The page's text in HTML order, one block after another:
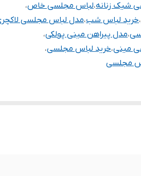
شیک زنانه،لباس مجلسی خاص،
،خرید لباس شب،مدل لباس مجلسی
،مدل پیراهن مینی پولکی،
مینی،خرید لباس مجلسی،
مجلسی